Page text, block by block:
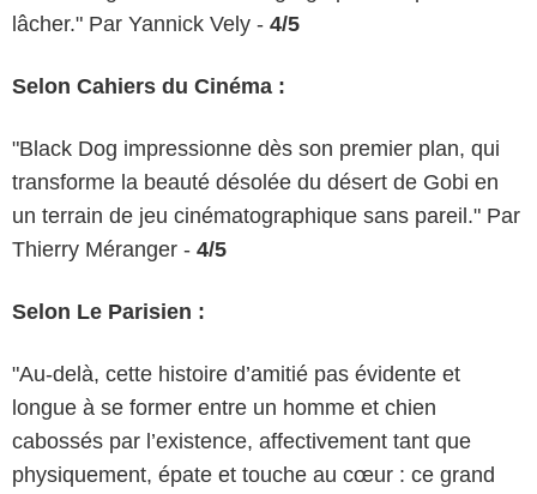
lâcher." Par Yannick Vely - 4/5
Selon Cahiers du Cinéma :
"Black Dog impressionne dès son premier plan, qui
transforme la beauté désolée du désert de Gobi en
un terrain de jeu cinématographique sans pareil." Par
Thierry Méranger - 4/5
Selon Le Parisien :
"Au-delà, cette histoire d’amitié pas évidente et
longue à se former entre un homme et chien
cabossés par l’existence, affectivement tant que
physiquement, épate et touche au cœur : ce grand